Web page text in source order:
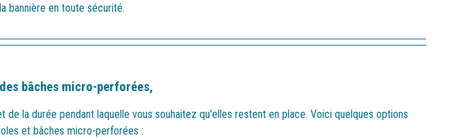
bannière en toute sécurité.
bâches micro-perforées,
la durée pendant laquelle vous souhaitez qu'elles restent en place. Voici quelques options
et bâches micro-perforées :